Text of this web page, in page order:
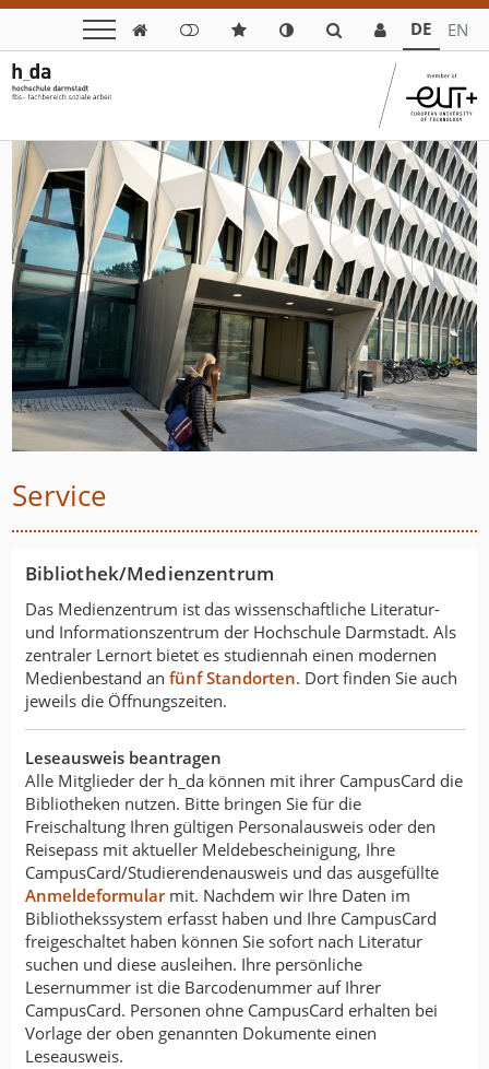
 DE EN
Service
Bibliothek/Medienzentrum
Das Medienzentrum ist das wissenschaftliche Literatur-
und Informationszentrum der Hochschule Darmstadt. Als
zentraler Lernort bietet es studiennah einen modernen
Medienbestand an fünf Standorten. Dort finden Sie auch
jeweils die Öffnungszeiten.
Leseausweis beantragen
Alle Mitglieder der h_da können mit ihrer CampusCard die
Bibliotheken nutzen. Bitte bringen Sie für die
Freischaltung Ihren gültigen Personalausweis oder den
Reisepass mit aktueller Meldebescheinigung, Ihre
CampusCard/Studierendenausweis und das ausgefüllte
Anmeldeformularmit. Nachdem wir Ihre Daten im
Bibliothekssystem erfasst haben und Ihre CampusCard
freigeschaltet haben können Sie sofort nach Literatur
suchen und diese ausleihen. Ihre persönliche
Lesernummer ist die Barcodenummer auf Ihrer
CampusCard. Personen ohne CampusCard erhalten bei
Vorlage der oben genannten Dokumente einen
Leseausweis.